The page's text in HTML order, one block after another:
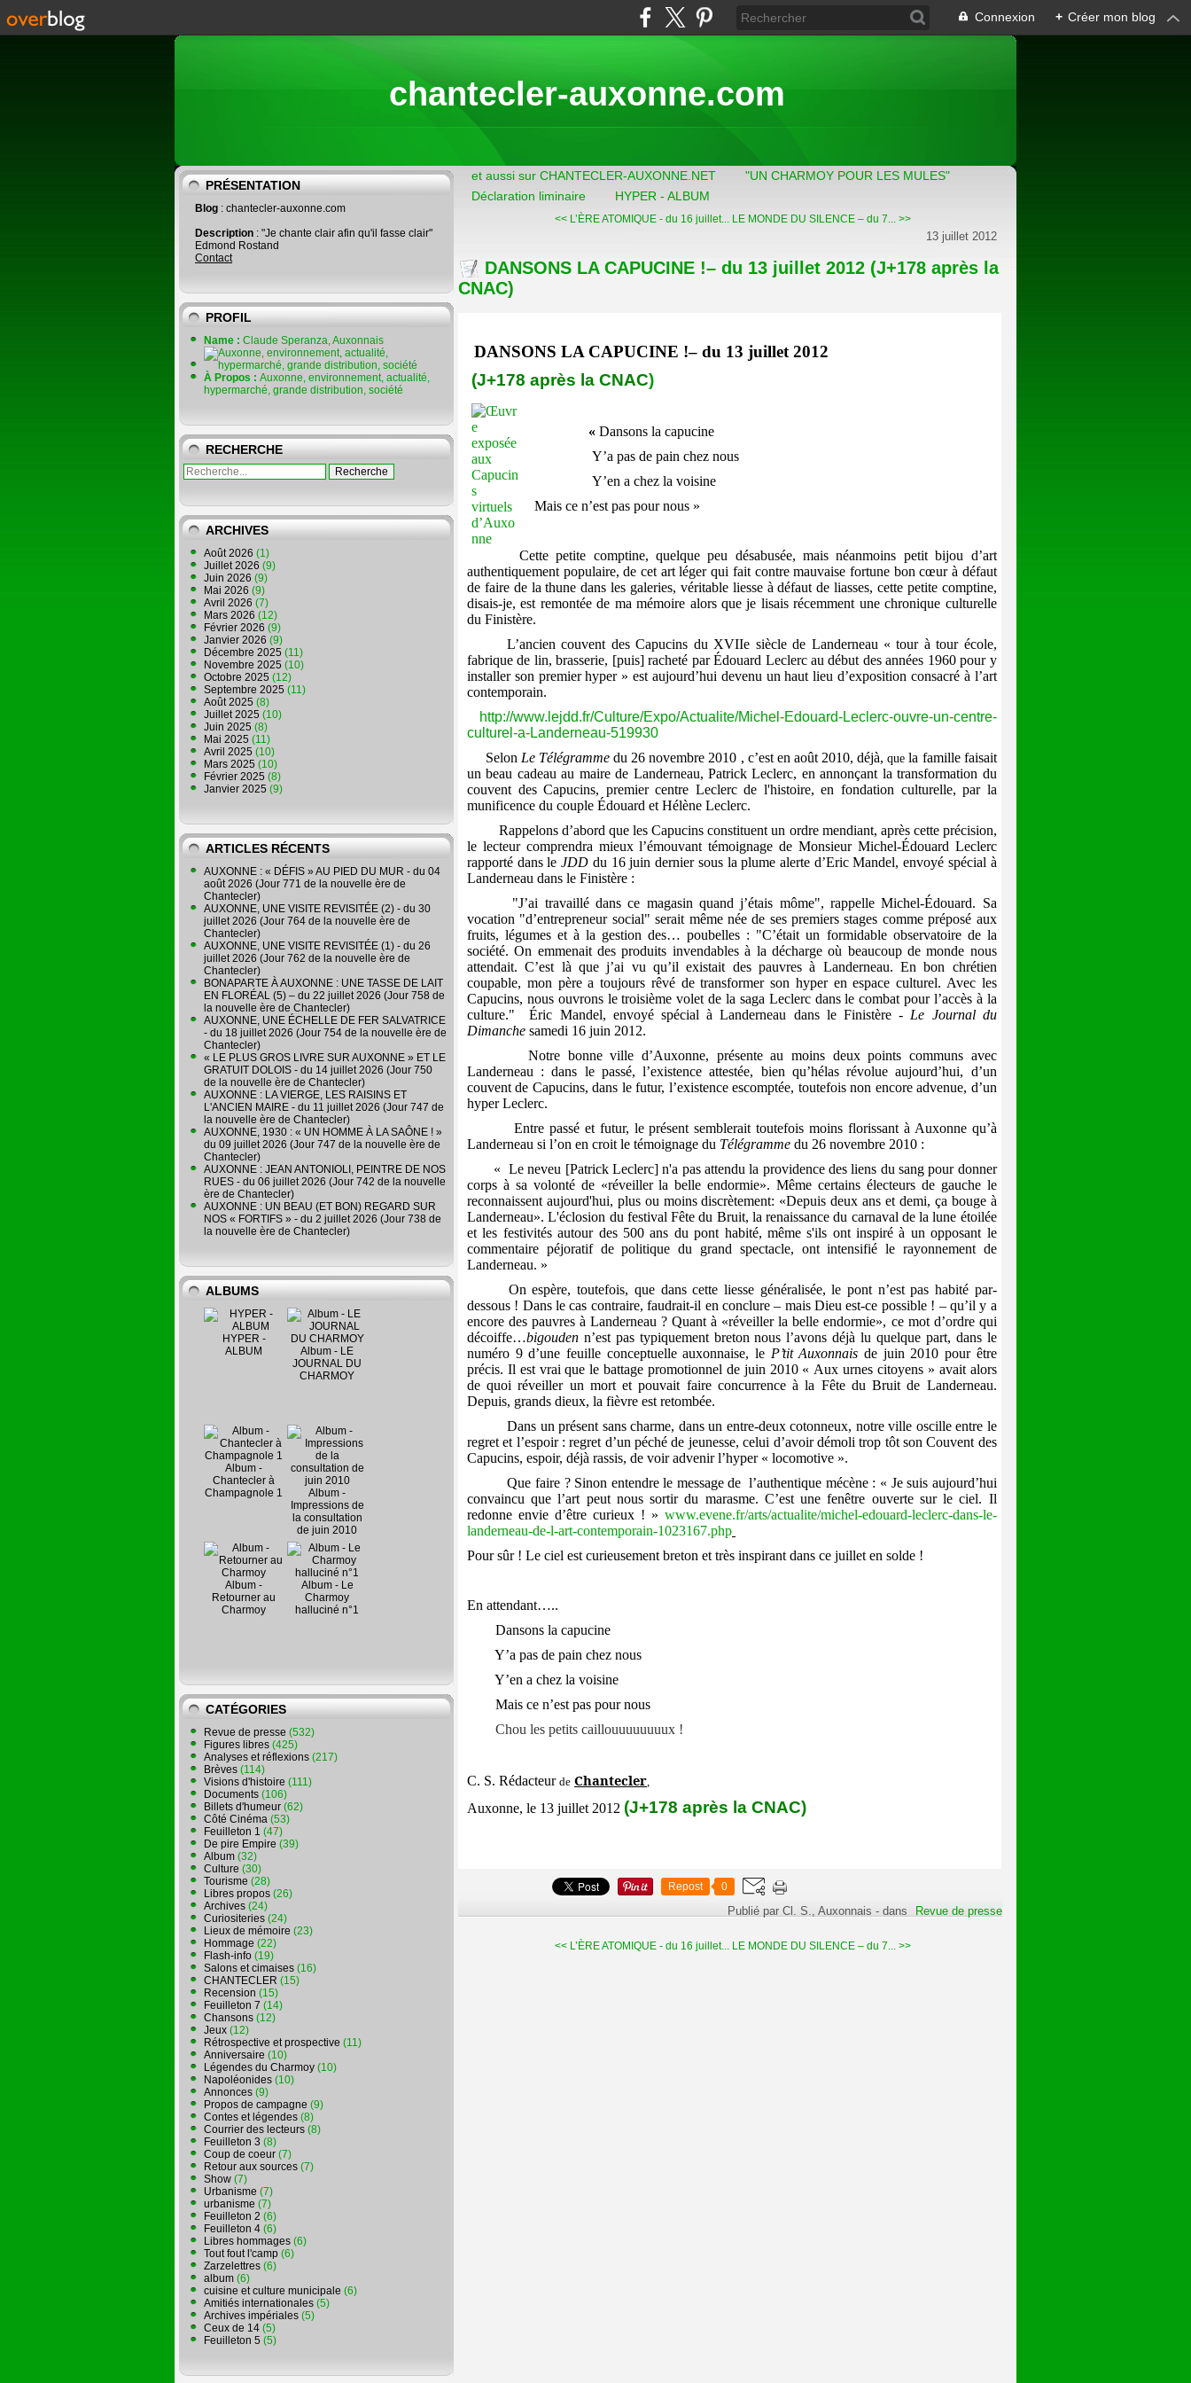
Connexion + Créer mon blog
chantecler-auxonne.com
PRÉSENTATION
Blog : chantecler-auxonne.com
Description : "Je chante clair afin qu'il fasse clair"
Edmond Rostand
Contact
PROFIL
Name : Claude Speranza, Auxonnais
À Propos : Auxonne, environnement, actualité,
hypermarché, grande distribution, société
RECHERCHE
ARCHIVES
Août 2026 (1)
Juillet 2026 (9)
Juin 2026 (9)
Mai 2026 (9)
Avril 2026 (7)
Mars 2026 (12)
Février 2026 (9)
Janvier 2026 (9)
Décembre 2025 (11)
Novembre 2025 (10)
Octobre 2025 (12)
Septembre 2025 (11)
Août 2025 (8)
Juillet 2025 (10)
Juin 2025 (8)
Mai 2025 (11)
Avril 2025 (10)
Mars 2025 (10)
Février 2025 (8)
Janvier 2025 (9)
ARTICLES RÉCENTS
AUXONNE : « DÉFIS » AU PIED DU MUR - du 04
août 2026 (Jour 771 de la nouvelle ère de
Chantecler)
AUXONNE, UNE VISITE REVISITÉE (2) - du 30
juillet 2026 (Jour 764 de la nouvelle ère de
Chantecler)
AUXONNE, UNE VISITE REVISITÉE (1) - du 26
juillet 2026 (Jour 762 de la nouvelle ère de
Chantecler)
BONAPARTE À AUXONNE : UNE TASSE DE LAIT
EN FLORÉAL (5) – du 22 juillet 2026 (Jour 758 de
la nouvelle ère de Chantecler)
AUXONNE, UNE ÉCHELLE DE FER SALVATRICE
- du 18 juillet 2026 (Jour 754 de la nouvelle ère de
Chantecler)
« LE PLUS GROS LIVRE SUR AUXONNE » ET LE
GRATUIT DOLOIS - du 14 juillet 2026 (Jour 750
de la nouvelle ère de Chantecler)
AUXONNE : LA VIERGE, LES RAISINS ET
L'ANCIEN MAIRE - du 11 juillet 2026 (Jour 747 de
la nouvelle ère de Chantecler)
AUXONNE, 1930 : « UN HOMME À LA SAÔNE ! »
du 09 juillet 2026 (Jour 747 de la nouvelle ère de
Chantecler)
AUXONNE : JEAN ANTONIOLI, PEINTRE DE NOS
RUES - du 06 juillet 2026 (Jour 742 de la nouvelle
ère de Chantecler)
AUXONNE : UN BEAU (ET BON) REGARD SUR
NOS « FORTIFS » - du 2 juillet 2026 (Jour 738 de
la nouvelle ère de Chantecler)
ALBUMS
HYPER -
ALBUM
Album - LE
JOURNAL DU
CHARMOY
Album -
Chantecler à
Champagnole 1
Album -
Impressions de
la consultation
de juin 2010
Album -
Retourner au
Charmoy
Album - Le
Charmoy
halluciné n°1
CATÉGORIES
Revue de presse (532)
Figures libres (425)
Analyses et réflexions (217)
Brèves (114)
Visions d'histoire (111)
Documents (106)
Billets d'humeur (62)
Côté Cinéma (53)
Feuilleton 1 (47)
De pire Empire (39)
Album (32)
Culture (30)
Tourisme (28)
Libres propos (26)
Archives (24)
Curiositeries (24)
Lieux de mémoire (23)
Hommage (22)
Flash-info (19)
Salons et cimaises (16)
CHANTECLER (15)
Recension (15)
Feuilleton 7 (14)
Chansons (12)
Jeux (12)
Rétrospective et prospective (11)
Anniversaire (10)
Légendes du Charmoy (10)
Napoléonides (10)
Annonces (9)
Propos de campagne (9)
Contes et légendes (8)
Courrier des lecteurs (8)
Feuilleton 3 (8)
Coup de coeur (7)
Retour aux sources (7)
Show (7)
Urbanisme (7)
urbanisme (7)
Feuilleton 2 (6)
Feuilleton 4 (6)
Libres hommages (6)
Tout fout l'camp (6)
Zarzelettres (6)
album (6)
cuisine et culture municipale (6)
Amitiés internationales (5)
Archives impériales (5)
Ceux de 14 (5)
Feuilleton 5 (5)
et aussi sur CHANTECLER-AUXONNE.NET
"UN CHARMOY POUR LES MULES"
Déclaration liminaire
HYPER - ALBUM
<< L’ÈRE ATOMIQUE - du 16 juillet... LE MONDE DU SILENCE – du 7... >>
13 juillet 2012
DANSONS LA CAPUCINE !– du 13 juillet 2012 (J+178 après la
CNAC)
DANSONS LA CAPUCINE !– du 13 juillet 2012
(J+178 après la CNAC)
« Dansons la capucine
Y’a pas de pain chez nous
Y’en a chez la voisine
Mais ce n’est pas pour nous »
Cette petite comptine, quelque peu désabusée, mais néanmoins petit bijou d’art
authentiquement populaire, de cet art léger qui fait contre mauvaise fortune bon cœur à défaut
de faire de la thune dans les galeries, véritable liesse à défaut de liasses, cette petite comptine,
disais-je, est remontée de ma mémoire alors que je lisais récemment une chronique culturelle
du Finistère.
L’ancien couvent des Capucins du XVIIe siècle de Landerneau « tour à tour école,
fabrique de lin, brasserie, [puis] racheté par Édouard Leclerc au début des années 1960 pour y
installer son premier hyper » est aujourd’hui devenu un haut lieu d’exposition consacré à l’art
contemporain.
http://www.lejdd.fr/Culture/Expo/Actualite/Michel-Edouard-Leclerc-ouvre-un-centre-
culturel-a-Landerneau-519930
Selon Le Télégrammedu 26 novembre 2010 , c’est en août 2010, déjà, que la famille faisait
un beau cadeau au maire de Landerneau, Patrick Leclerc, en annonçant la transformation du
couvent des Capucins, premier centre Leclerc de l'histoire, en fondation culturelle, par la
munificence du couple Édouard et Hélène Leclerc.
Rappelons d’abord que les Capucins constituent un ordre mendiant, après cette précision,
le lecteur comprendra mieux l’émouvant témoignage de Monsieur Michel-Édouard Leclerc
rapporté dans leJDD du 16 juin dernier sous la plume alerte d’Eric Mandel, envoyé spécial à
Landerneau dans le Finistère :
"J’ai travaillé dans ce magasin quand j’étais môme", rappelle Michel-Édouard. Sa
vocation "d’entrepreneur social" serait même née de ses premiers stages comme préposé aux
fruits, légumes et à la gestion des… poubelles : "C’était un formidable observatoire de la
société. On emmenait des produits invendables à la décharge où beaucoup de monde nous
attendait. C’est là que j’ai vu qu’il existait des pauvres à Landerneau. En bon chrétien
coupable, mon père a toujours rêvé de transformer son hyper en espace culturel. Avec les
Capucins, nous ouvrons le troisième volet de la saga Leclerc dans le combat pour l’accès à la
culture."
Éric Mandel, envoyé spécial à Landerneau dans le Finistère - Le Journal du
Dimanche samedi 16 juin 2012.
Notre bonne ville d’Auxonne, présente au moins deux points communs avec
Landerneau : dans le passé, l’existence attestée, bien qu’hélas révolue aujourd’hui, d’un
couvent de Capucins, dans le futur, l’existence escomptée, toutefois non encore advenue, d’un
hyper Leclerc.
Entre passé et futur, le présent semblerait toutefois moins florissant à Auxonne qu’à
Landerneau si l’on en croit le témoignage du Télégramme du 26 novembre 2010 :
« Le neveu [Patrick Leclerc]n'a pas attendu la providence des liens du sang pour donner
corps à sa volonté de «réveiller la belle endormie». Même certains électeurs de gauche le
reconnaissent aujourd'hui, plus ou moins discrètement: «Depuis deux ans et demi, ça bouge à
Landerneau». L'éclosion du festival Fête du Bruit, la renaissance du carnaval de la lune étoilée
et les festivités autour des 500 ans du pont habité, même s'ils ont inspiré à un opposant le
commentaire péjoratif de politique du grand spectacle, ont intensifié le rayonnement de
Landerneau. »
On espère, toutefois, que dans cette liesse généralisée, le pont n’est pas habité par-
dessous ! Dans le cas contraire, faudrait-il en conclure – mais Dieu est-ce possible ! – qu’il y a
encore des pauvres à Landerneau ? Quant à «réveiller la belle endormie», ce mot d’ordre qui
décoiffe…bigouden n’est pas typiquement breton nous l’avons déjà lu quelque part, dans le
numéro 9 d’une feuille conceptuelle auxonnaise, le P’tit Auxonnais de juin 2010 pour être
précis. Il est vrai que le battage promotionnel de juin 2010 « Aux urnes citoyens » avait alors
de quoi réveiller un mort et pouvait faire concurrence à la Fête du Bruit de Landerneau.
Depuis, grands dieux, la fièvre est retombée.
Dans un présent sans charme, dans un entre-deux cotonneux, notre ville oscille entre le
regret et l’espoir : regret d’un péché de jeunesse, celui d’avoir démoli trop tôt son Couvent des
Capucins, espoir, déjà rassis, de voir advenir l’hyper « locomotive ».
Que faire ? Sinon entendre le message de l’authentique mécène : « Je suis aujourd’hui
convaincu que l’art peut nous sortir du marasme. C’est une fenêtre ouverte sur le ciel. Il
redonne envie d’être curieux ! » www.evene.fr/arts/actualite/michel-edouard-leclerc-dans-le-
landerneau-de-l-art-contemporain-1023167.php
Pour sûr ! Le ciel est curieusement breton et très inspirant dans ce juillet en solde !
En attendant…..
Dansons la capucine
Y’a pas de pain chez nous
Y’en a chez la voisine
Mais ce n’est pas pour nous
Chou les petits caillouuuuuuuux !
C. S. Rédacteur de Chantecler,
Auxonne, le 13 juillet 2012 (J+178 après la CNAC)
Repost 0
Publié par Cl. S., Auxonnais -dans Revue de presse
<< L’ÈRE ATOMIQUE - du 16 juillet... LE MONDE DU SILENCE – du 7... >>